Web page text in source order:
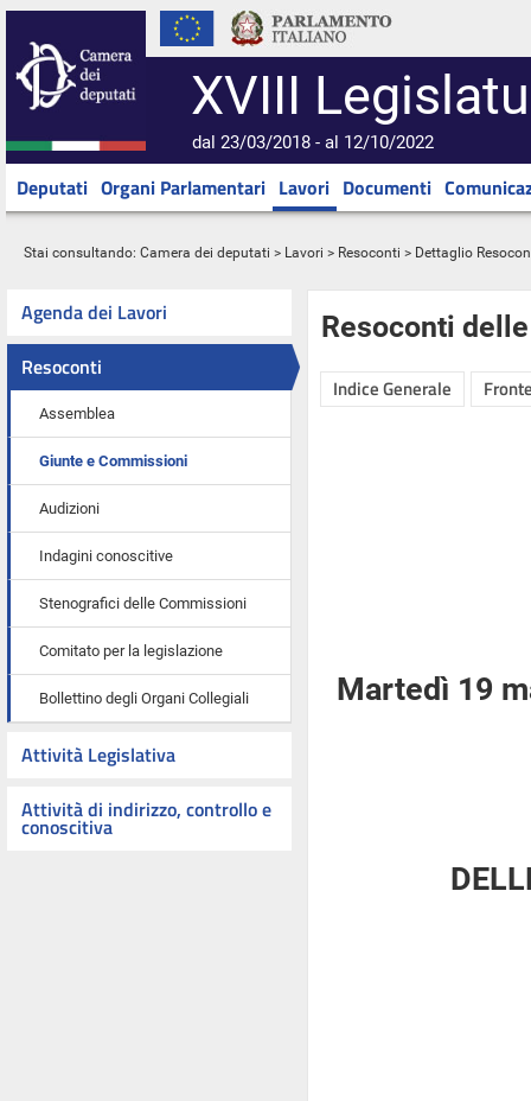
XVIII
dal 23/03/2018 - al 12/10/2022
Deputati Organi Parlamentari Lavori Documenti
Stai consultando: Camera dei deputati > Lavori > Resoconti > Dettaglio
Agenda dei Lavori
Resoconti
Assemblea
Giunte e Commissioni
Audizioni
Indagini conoscitive
Stenografici delle Commissioni
Comitato per la legislazione
Bollettino degli Organi Collegiali
Attività Legislativa
Attività di indirizzo, controllo e
conoscitiva
Resoconti
Indice Generale
Martedì 19